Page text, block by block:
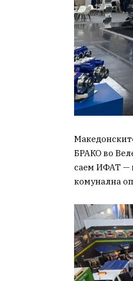
БРАКО во
саем ИФАТ —
комунална